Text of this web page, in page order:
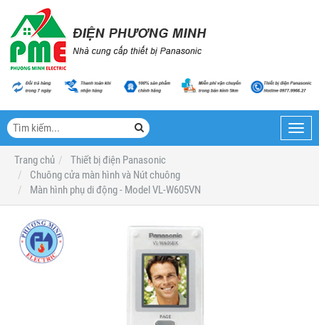
Trang chủ
Thiết bị điện Panasonic
Chuông cửa màn hình và Nút chuông
Màn hình phụ di động - Model VL-W605VN